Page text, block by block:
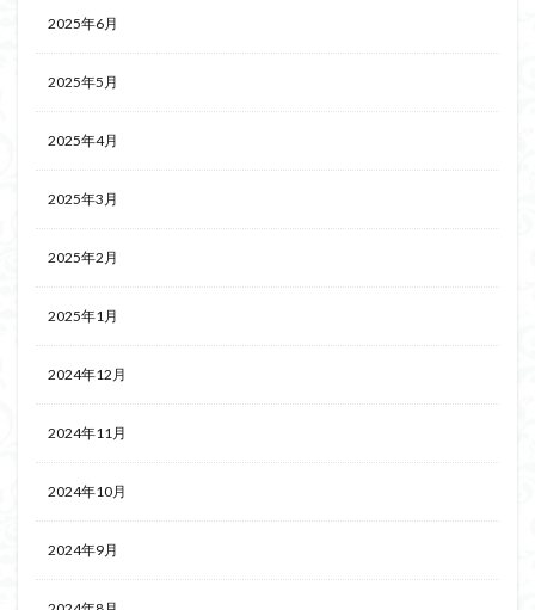
2025年6月
2025年5月
2025年4月
2025年3月
2025年2月
2025年1月
2024年12月
2024年11月
2024年10月
2024年9月